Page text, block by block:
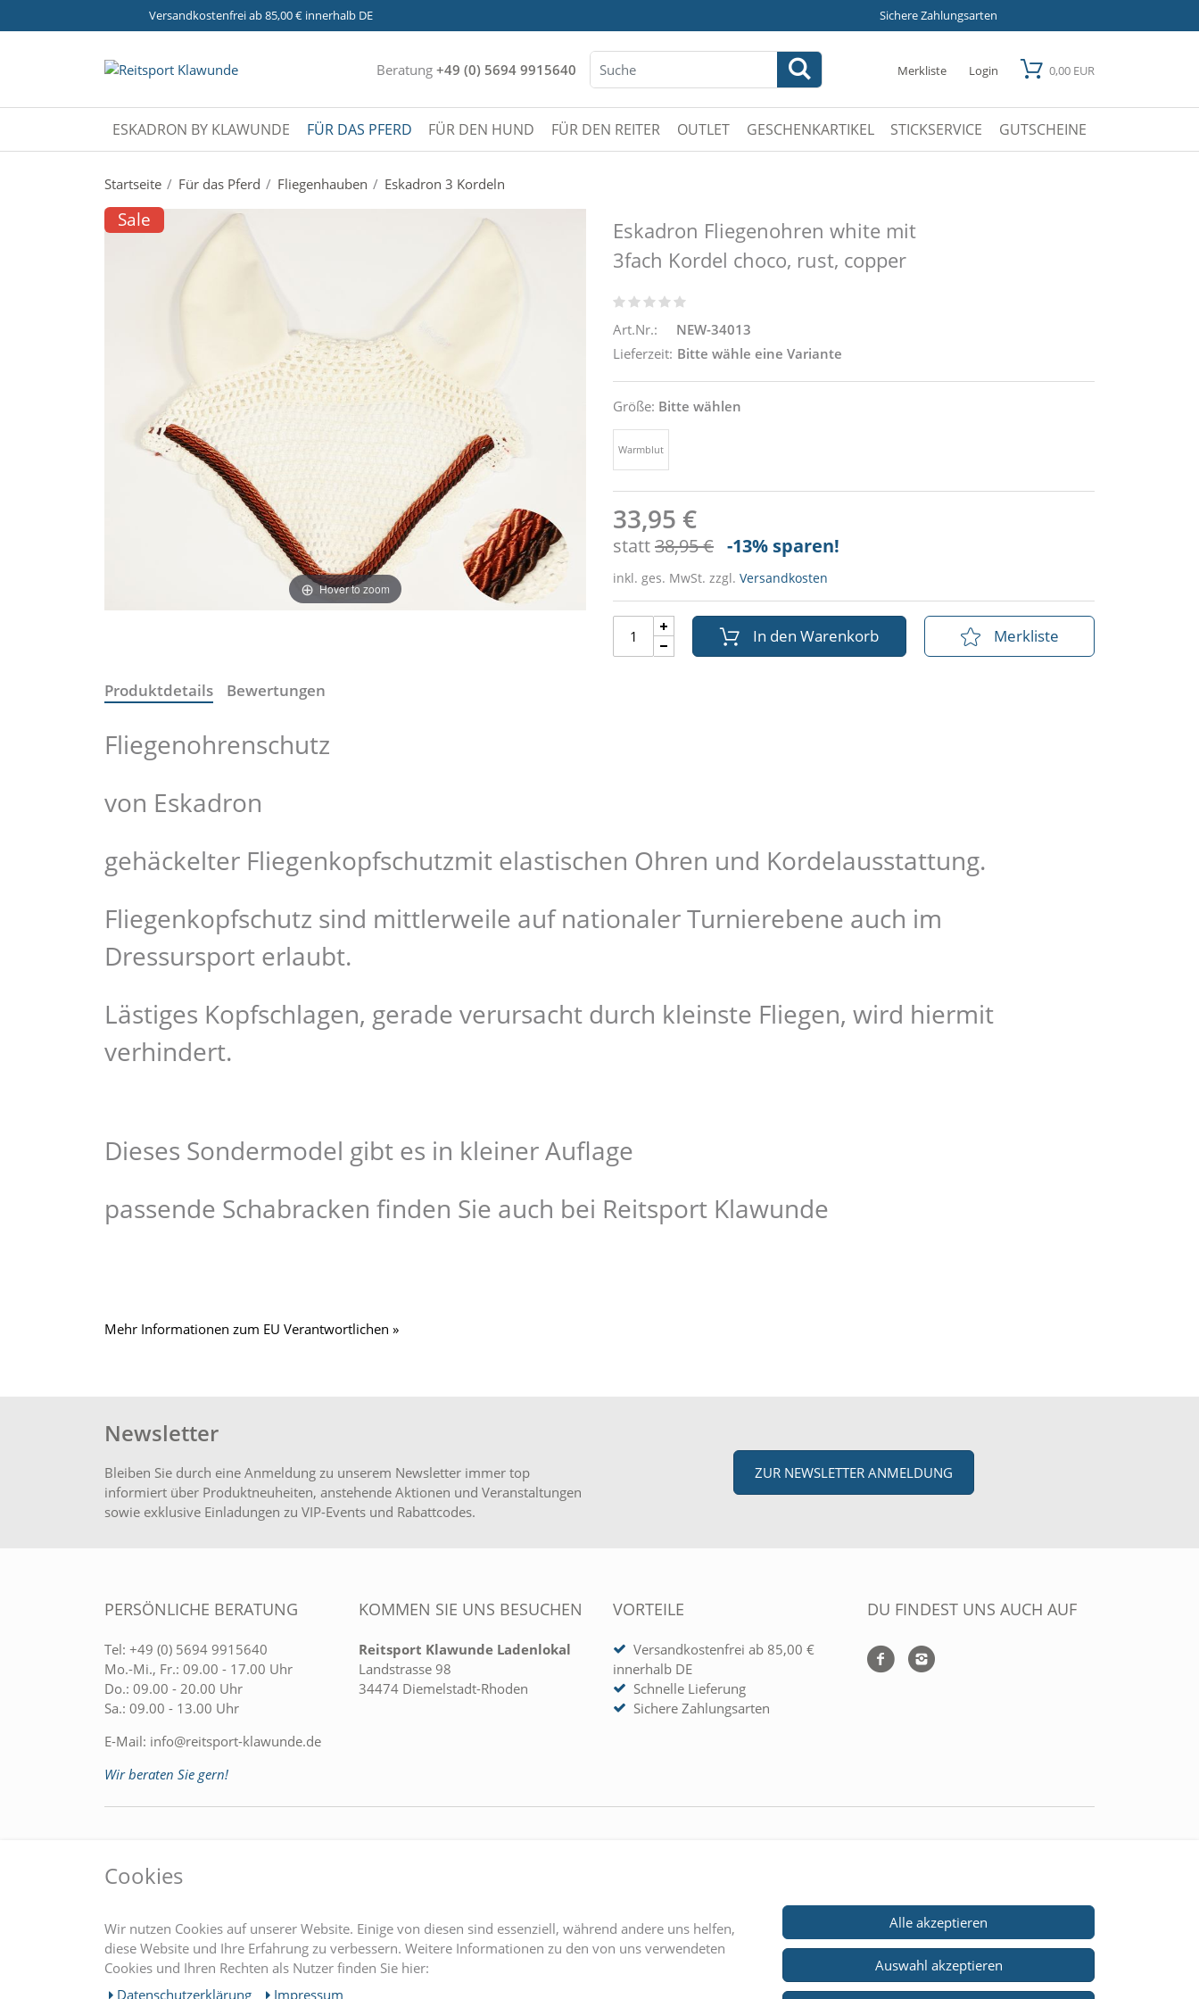
Versandkostenfrei ab 85,00 € innerhalb DE Sichere Zahlungsarten
Beratung +49 (0) 5694 9915640 Merkliste Login 0,00 EUR
ESKADRON BY KLAWUNDE FÜR DAS PFERD FÜR DEN HUND FÜR DEN REITER OUTLET GESCHENKARTIKEL STICKSERVICE GUTSCHEINE
Startseite Für das Pferd Fliegenhauben Eskadron 3 Kordeln
Sale
Hover to zoom
Eskadron Fliegenohren white mit
3fach Kordel choco, rust, copper
Art.Nr.:
NEW-34013
Lieferzeit: Bitte wähle eine Variante
Größe: Bitte wählen
Warmblut
33,95 €
statt38,95 € -13% sparen!
inkl. ges. MwSt. zzgl. Versandkosten
In den Warenkorb Merkliste
Produktdetails Bewertungen
Fliegenohrenschutz
von Eskadron
gehäckelter Fliegenkopfschutzmit elastischen Ohren und Kordelausstattung.
Fliegenkopfschutz sind mittlerweile auf nationaler Turnierebene auch im
Dressursport erlaubt.
Lästiges Kopfschlagen, gerade verursacht durch kleinste Fliegen, wird hiermit
verhindert.
Dieses Sondermodel gibt es in kleiner Auflage
passende Schabracken finden Sie auch bei Reitsport Klawunde
Mehr Informationen zum EU Verantwortlichen »
Newsletter
Bleiben Sie durch eine Anmeldung zu unserem Newsletter immer top
informiert über Produktneuheiten, anstehende Aktionen und Veranstaltungen
sowie exklusive Einladungen zu VIP-Events und Rabattcodes.
ZUR NEWSLETTER ANMELDUNG
PERSÖNLICHE BERATUNG
Tel: +49 (0) 5694 9915640
Mo.-Mi., Fr.: 09.00 - 17.00 Uhr
Do.: 09.00 - 20.00 Uhr
Sa.: 09.00 - 13.00 Uhr
E-Mail: info@reitsport-klawunde.de
Wir beraten Sie gern!
KOMMEN SIE UNS BESUCHEN
Reitsport Klawunde Ladenlokal
Landstrasse 98
34474 Diemelstadt-Rhoden
VORTEILE
Versandkostenfrei ab 85,00 €
innerhalb DE
Schnelle Lieferung
Sichere Zahlungsarten
DU FINDEST UNS AUCH AUF
» Versandkosten
» Widerrufsrecht
» Widerrufsformular
Login
» AGB
» Impressum
WIR VERSCHICKEN MIT
Cookies
Wir nutzen Cookies auf unserer Website. Einige von diesen sind essenziell, während andere uns helfen,
diese Website und Ihre Erfahrung zu verbessern. Weitere Informationen zu den von uns verwendeten
Cookies und Ihren Rechten als Nutzer finden Sie hier:
Daten­schutz­erklärung
Impressum
Alle akzeptieren
Auswahl akzeptieren